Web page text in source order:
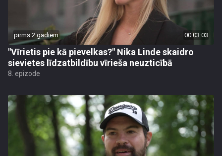
pirms 2 gadiem 00:03:03
"Vīrietis pie kā pievelkas?" Nika Linde skaidro
sievietes līdzatbildību vīrieša neuzticībā
8. epizode